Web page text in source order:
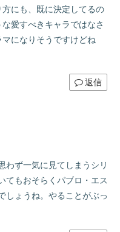
にも、既に決定してるの
愛すべきキャラではなさ
になりそうですけどね
返信
わず一気に見てしまうシリ
てもおそらくパブロ・エス
しょうね。やることがぶっ